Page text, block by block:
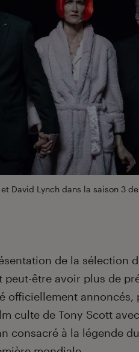
David Lynch dans la saison 3 de
de la sélection
peut-être avoir plus de
officiellement annoncés,
culte de Tony Scott avec
consacré à la légende